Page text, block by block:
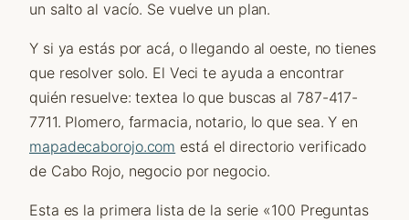
un salto al vacío. Se vuelve un plan.
Y si ya estás por acá, o llegando al oeste, no tienes
que resolver solo. El Veci te ayuda a encontrar
quién resuelve: textea lo que buscas al 787-417-
7711. Plomero, farmacia, notario, lo que sea. Y en
mapadecaborojo.com está el directorio verificado
de Cabo Rojo, negocio por negocio.
Esta es la primera lista de la serie «100 Preguntas